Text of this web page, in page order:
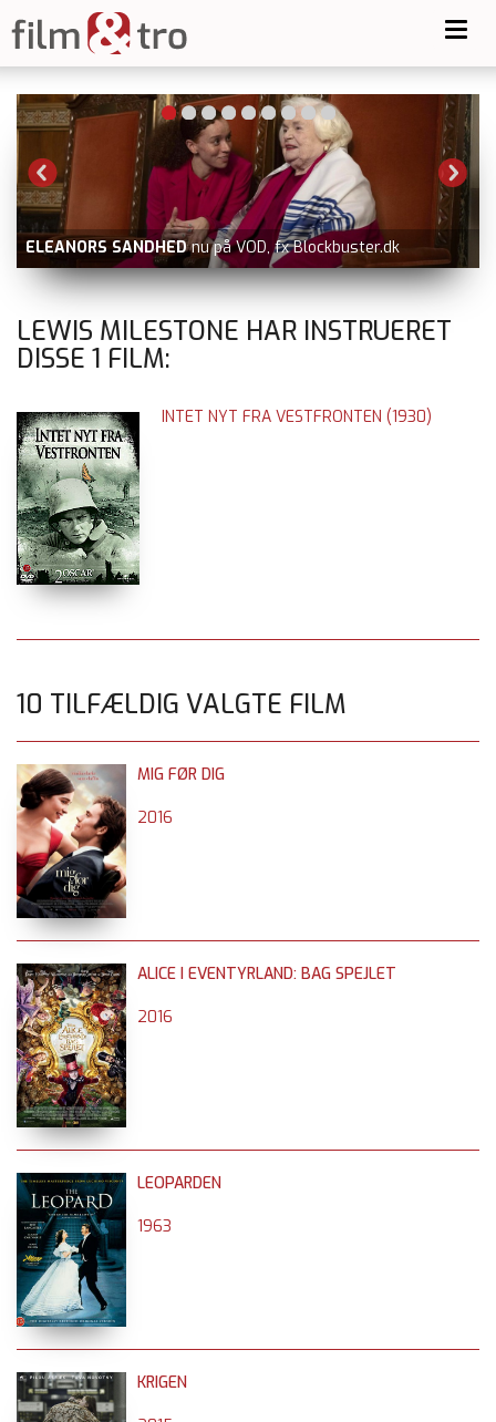
ELEANORS SANDHED nu på VOD, fx Blockbuster.dk
LEWIS MILESTONE HAR INSTRUERET
DISSE 1 FILM:
INTET NYT FRA VESTFRONTEN (1930)
10 TILFÆLDIG VALGTE FILM
MIG FØR DIG
2016
ALICE I EVENTYRLAND: BAG SPEJLET
2016
LEOPARDEN
1963
KRIGEN